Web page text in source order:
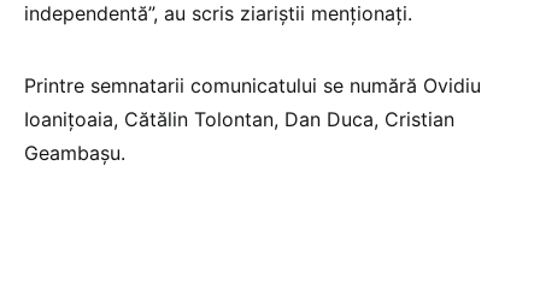
independentă”, au scris ziariștii menționați.
Printre semnatarii comunicatului se numără Ovidiu
Ioanițoaia, Cătălin Tolontan, Dan Duca, Cristian
Geambașu.